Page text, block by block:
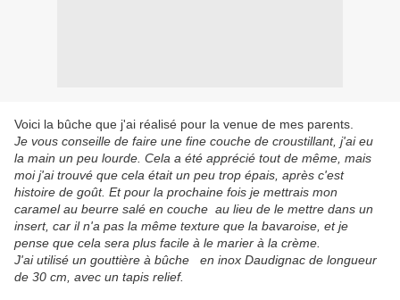
Voici la bûche que j'ai réalisé pour la venue de mes parents.
Je vous conseille de faire une fine couche de croustillant, j'ai eu
la main un peu lourde. Cela a été apprécié tout de même, mais
moi j'ai trouvé que cela était un peu trop épais, après c'est
histoire de goût. Et pour la prochaine fois je mettrais mon
caramel au beurre salé en couche au lieu de le mettre dans un
insert, car il n'a pas la même texture que la bavaroise, et je
pense que cela sera plus facile à le marier à la crème.
J'ai utilisé un gouttière à bûche en inox Daudignac de longueur
de 30 cm, avec un tapis relief.